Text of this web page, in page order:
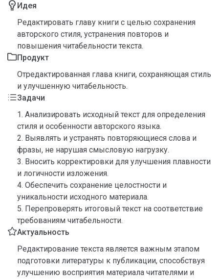
Идея
Редактировать главу книги с целью сохранения
авторского стиля, устранения повторов и
повышения читабельности текста.
Продукт
Отредактированная глава книги, сохраняющая стиль
и улучшенную читабельность.
Задачи
1. Анализировать исходный текст для определения
стиля и особенности авторского языка.
2. Выявлять и устранять повторяющиеся слова и
фразы, не нарушая смысловую нагрузку.
3. Вносить корректировки для улучшения плавности
и логичности изложения.
4. Обеспечить сохранение целостности и
уникальности исходного материала.
5. Перепроверять итоговый текст на соответствие
требованиям читабельности.
Актуальность
Редактирование текста является важным этапом
подготовки литературы к публикации, способствуя
улучшению восприятия материала читателями и